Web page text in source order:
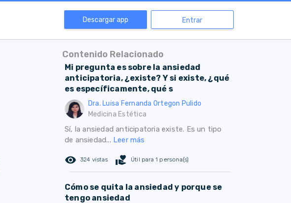
Descargar app Entrar
Contenido Relacionado
Mi pregunta es sobre la ansiedad
anticipatoria, ¿existe? Y si existe, ¿qué
es específicamente, qué s
Dra. Luisa Fernanda Ortegon Pulido
Medicina Estética
Sí, la ansiedad anticipatoria existe. Es un tipo
de ansiedad... Leer más
remove_red_eye 324 vistas volunteer_activism Útil para 1 persona(s)
Cómo se quita la ansiedad y porque se
tengo ansiedad